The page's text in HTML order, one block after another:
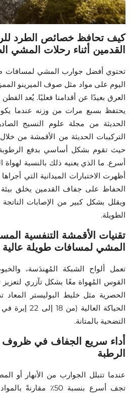
كيف تحافظ خصائص الطرد
القدمين أثناء رحلات المشي
تحتوي أفضل جوارب المشي لمسافات
اليوم على مواد مثل صوف الميرينو
العرق بعيدًا عن أقدامنا فعليًا. يُعد
يحتفظ بسبع مرات من وزنه عندما
التركيبات الحديثة من الأقمشة من
حيث تقوم بشكل أساسي بدفع
أسرع. ما الذي يعنيه ذلك بالنسبة
أظهرت الاختبارات الميدانية التي
الحفاظ على جفاف القدمين يخلق بيئة
ويقلل بشكل كبير من الإصابات الناتجة
الطويلة.
تقنيات الأقمشة التنفسية
المشي لمسافات طويلة عالية
تعمل ألواح الشبكة المُهندَسة،
القوس المُهواة معًا بشكل تآزري لتعزيز
الحصرية مثل خليط البوليستر المعاد
الحياكة
التضحية بالمتانة.
أداء سريع الجفاف في ظروف
الرطبة
عندما تتبلل الجوارب من الأنهار أو
تجف أسرع بنسبة 50٪